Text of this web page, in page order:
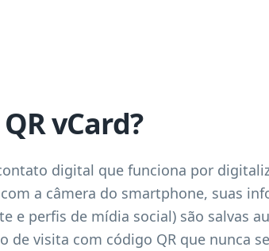
vCard?
digital que funciona por
a câmera do smartphone, suas
e perfis de mídia social) são salvas
de visita com código QR que nunca